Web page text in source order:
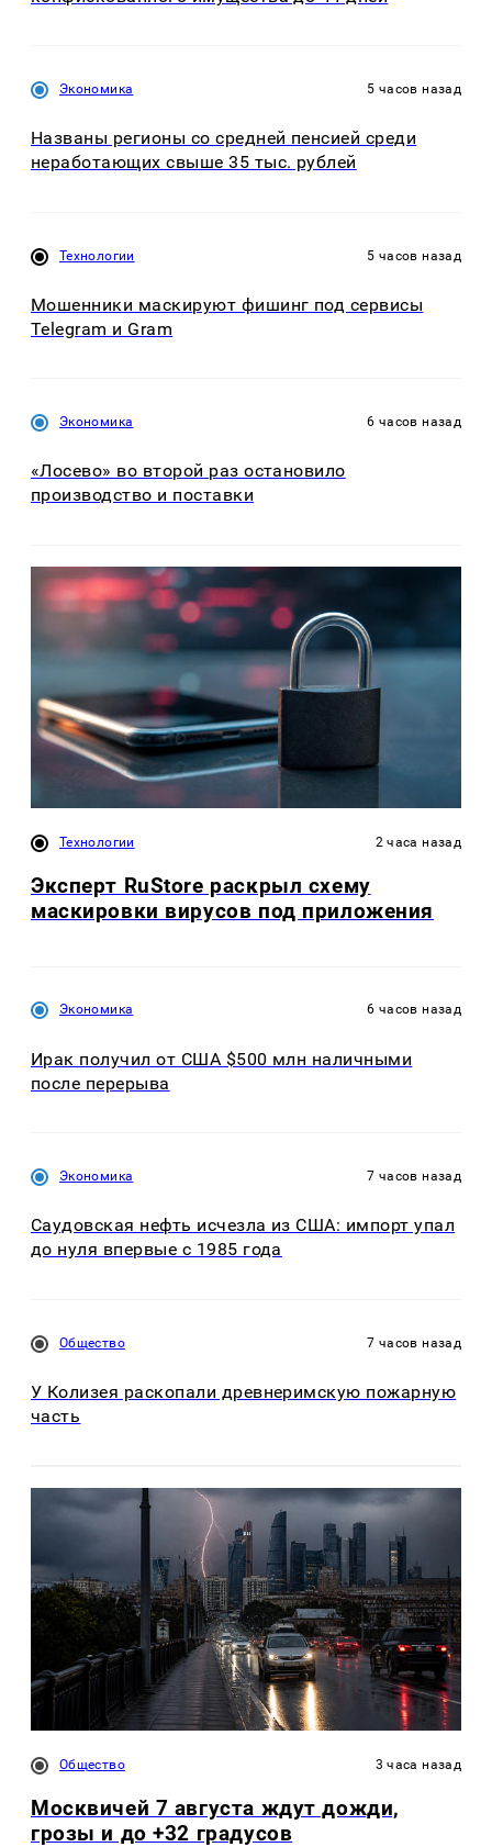
Экономика 5 часов назад
Названы регионы со средней пенсией среди
неработающих свыше 35 тыс. рублей
Технологии 5 часов назад
Мошенники маскируют фишинг под сервисы
Telegram и Gram
Экономика 6 часов назад
«Лосево» во второй раз остановило
производство и поставки
Технологии 2 часа назад
Эксперт RuStore раскрыл схему
маскировки вирусов под приложения
Экономика 6 часов назад
Ирак получил от США $500 млн наличными
после перерыва
Экономика 7 часов назад
Саудовская нефть исчезла из США: импорт упал
до нуля впервые с 1985 года
Общество 7 часов назад
У Колизея раскопали древнеримскую пожарную
часть
Общество 3 часа назад
Москвичей 7 августа ждут дожди,
грозы и до +32 градусов